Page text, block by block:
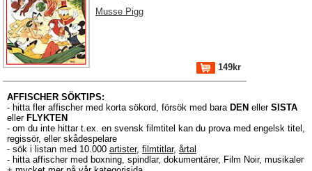
Musse Pigg
149kr
AFFISCHER SÖKTIPS:
- hitta fler affischer med korta sökord, försök med bara DEN eller SISTA
eller FLYKTEN
- om du inte hittar t.ex. en svensk filmtitel kan du prova med engelsk titel,
regissör, eller skådespelare
- sök i listan med 10.000 artister, filmtitlar, årtal
- hitta affischer med boxning, spindlar, dokumentärer, Film Noir, musikaler